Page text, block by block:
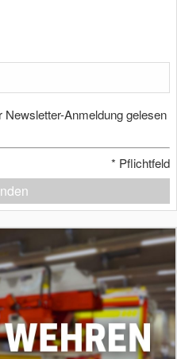
Anmeldung gelesen
* Pflichtfeld